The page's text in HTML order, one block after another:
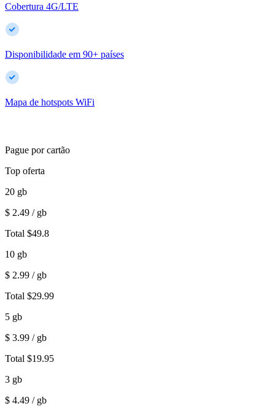
Cobertura 4G/LTE
Disponibilidade em 90+ países
Mapa de hotspots WiFi
Pague por cartão
Top oferta
20 gb
$ 2.49 / gb
Total $49.8
10 gb
$ 2.99 / gb
Total $29.99
5 gb
$ 3.99 / gb
Total $19.95
3 gb
$ 4.49 / gb